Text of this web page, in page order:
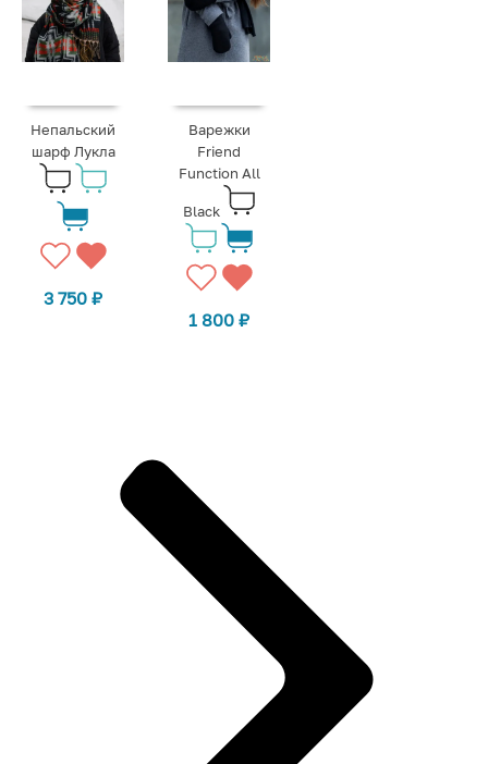
Непальский
шарф Лукла
3 750₽
Варежки
Friend
Function All
Black
1 800₽